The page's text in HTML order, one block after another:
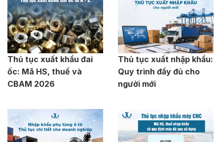
Thủ tục xuất khẩu đai
ốc: Mã HS, thuế và
CBAM 2026
Thủ tục xuất nhập khẩu:
Quy trình đầy đủ cho
người mới